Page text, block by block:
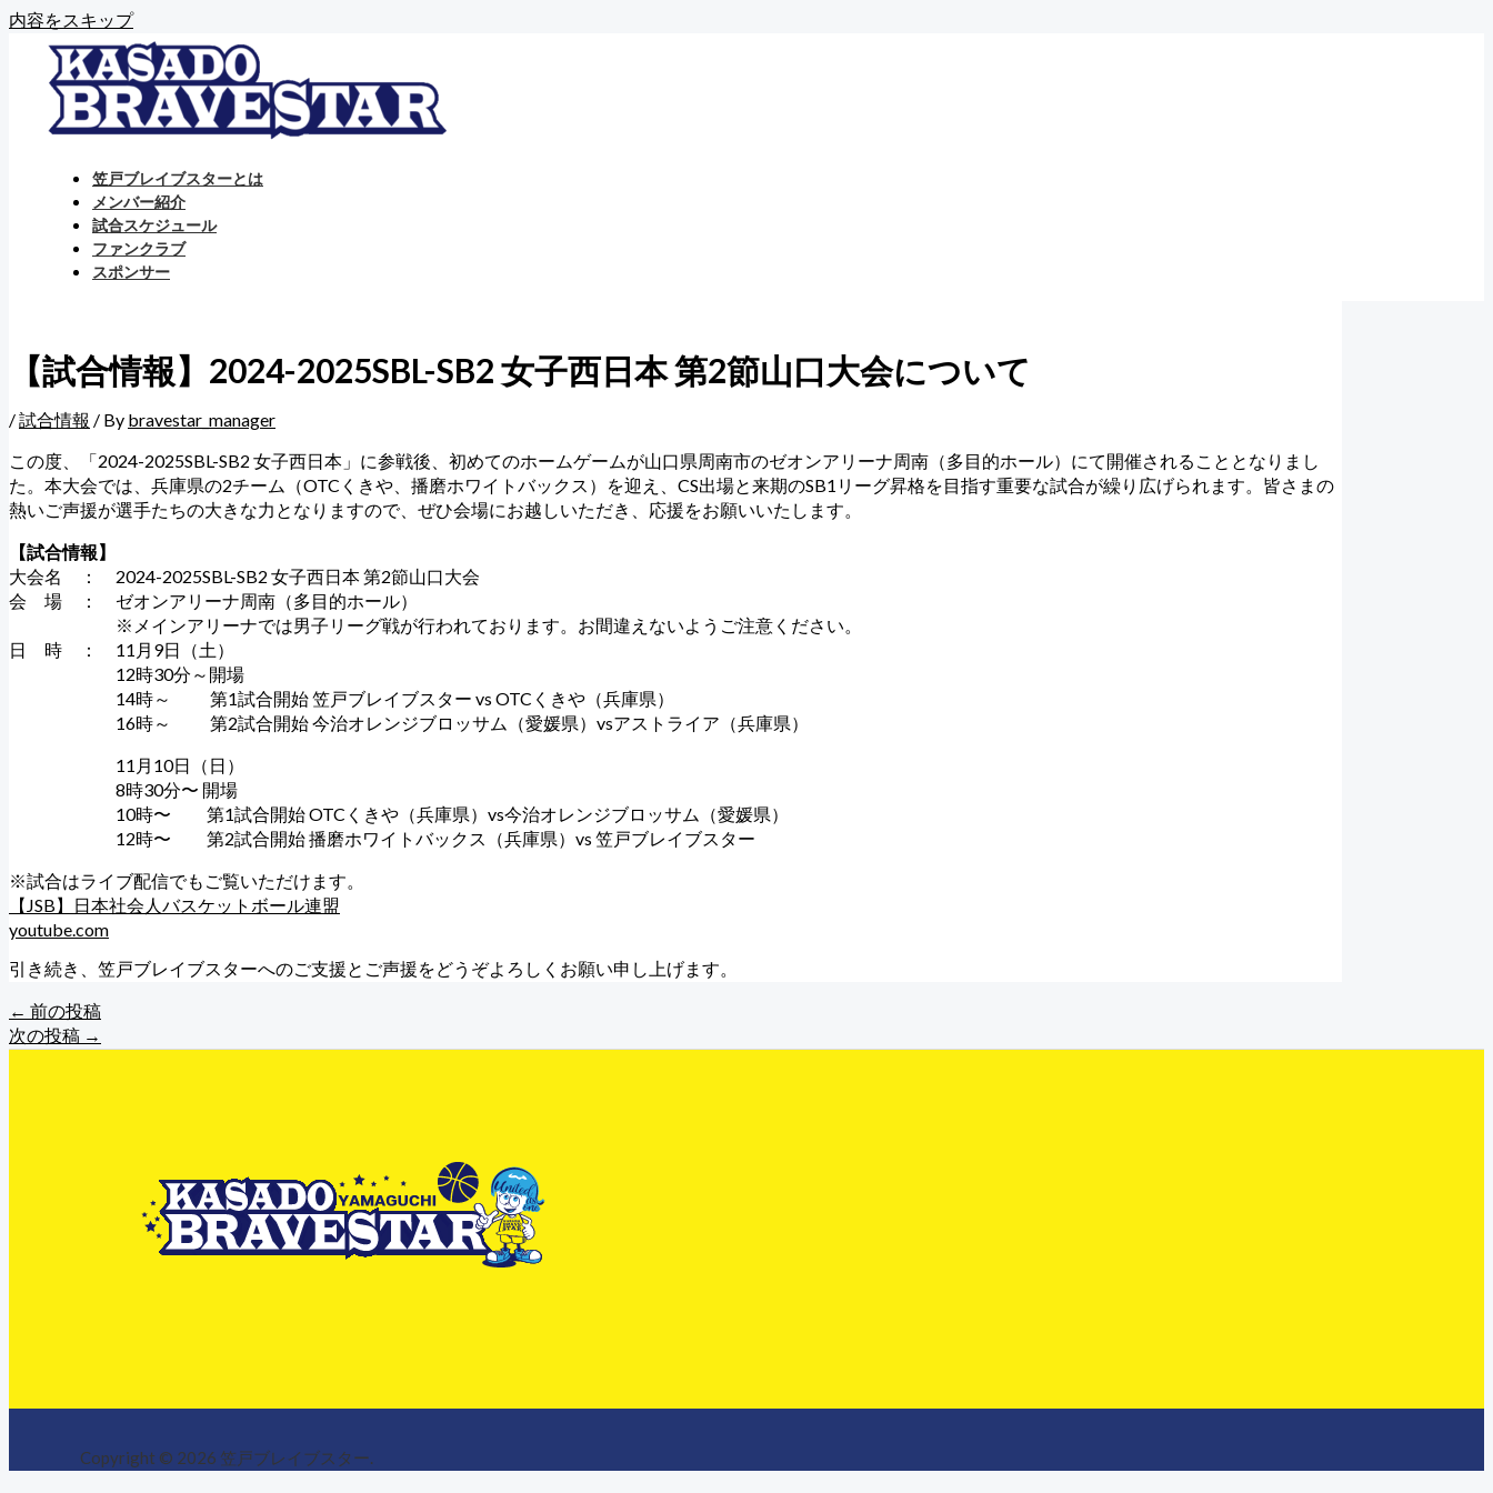
内容をスキップ
笠戸ブレイブスターとは
メンバー紹介
試合スケジュール
ファンクラブ
スポンサー
【試合情報】2024-2025SBL-SB2 女子西日本 第2節山口大会について
/試合情報 / By bravestar_manager
この度、「2024-2025SBL-SB2 女子西日本」に参戦後、初めてのホームゲームが山口県周南市のゼオンアリーナ周南（多目的ホール）にて開催されることとなりまし
た。本大会では、兵庫県の2チーム（OTCくきや、播磨ホワイトバックス）を迎え、CS出場と来期のSB1リーグ昇格を目指す重要な試合が繰り広げられます。皆さまの
熱いご声援が選手たちの大きな力となりますので、ぜひ会場にお越しいただき、応援をお願いいたします。
【試合情報】
大会名 ： 2024-2025SBL-SB2 女子西日本 第2節山口大会
会 場 ： ゼオンアリーナ周南（多目的ホール）
※メインアリーナでは男子リーグ戦が行われております。お間違えないようご注意ください。
日 時 ： 11月9日（土）
12時30分～開場
14時～ 第1試合開始 笠戸ブレイブスター vs OTCくきや（兵庫県）
16時～ 第2試合開始 今治オレンジブロッサム（愛媛県）vsアストライア（兵庫県）
11月10日（日）
8時30分〜 開場
10時〜 第1試合開始 OTCくきや（兵庫県）vs今治オレンジブロッサム（愛媛県）
12時〜 第2試合開始 播磨ホワイトバックス（兵庫県）vs 笠戸ブレイブスター
※試合はライブ配信でもご覧いただけます。
【JSB】日本社会人バスケットボール連盟
youtube.com
引き続き、笠戸ブレイブスターへのご支援とご声援をどうぞよろしくお願い申し上げます。
← 前の投稿
次の投稿 →
Copyright © 2026 笠戸ブレイブスター.